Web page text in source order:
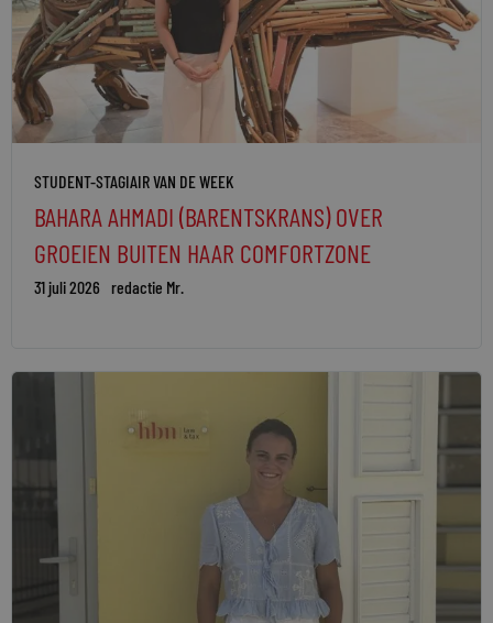
STUDENT-STAGIAIR VAN DE WEEK
BAHARA AHMADI (BARENTSKRANS) OVER
GROEIEN BUITEN HAAR COMFORTZONE
31 juli 2026 redactie Mr.